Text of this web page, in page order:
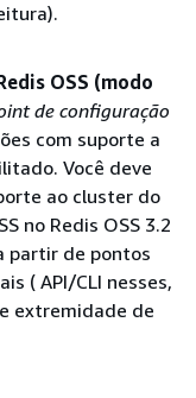
OSS (modo
de configuração
com suporte a
Você deve
ao cluster do
no Redis OSS 3.2
partir de pontos
( API/CLI nesses,
extremidade de